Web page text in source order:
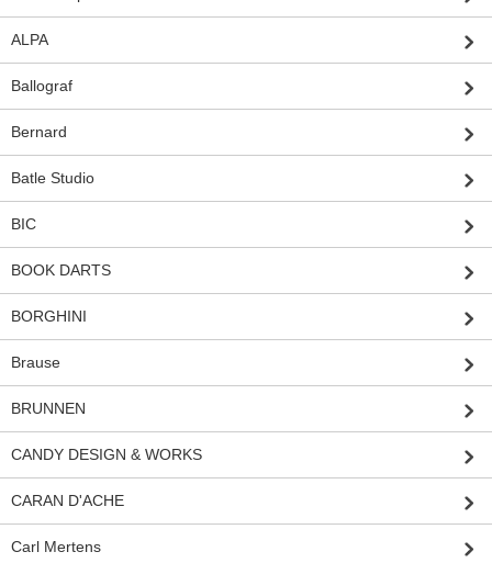
ALPA
Ballograf
Bernard
Batle Studio
BIC
BOOK DARTS
BORGHINI
Brause
BRUNNEN
CANDY DESIGN & WORKS
CARAN D'ACHE
Carl Mertens